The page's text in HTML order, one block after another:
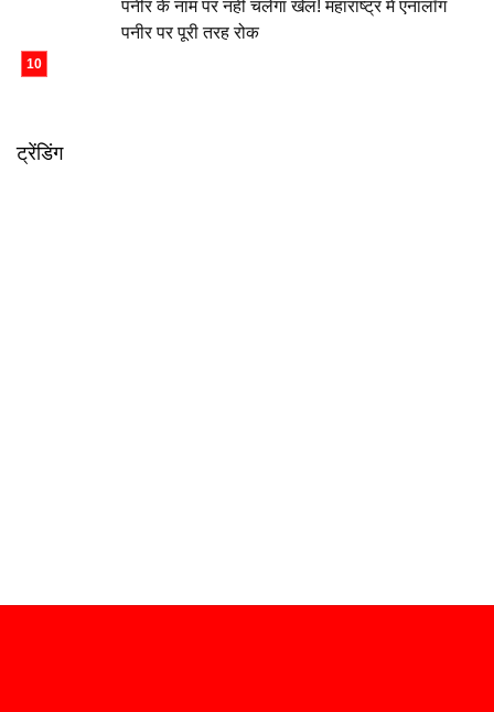
पनीर के नाम पर नहीं चलेगा खेल! महाराष्ट्र में एनालॉग
पनीर पर पूरी तरह रोक
ट्रेंडिंग